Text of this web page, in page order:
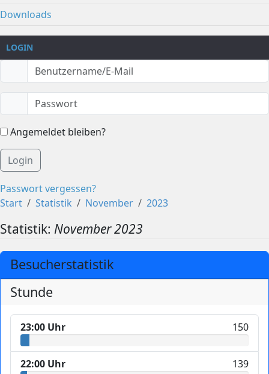
Downloads
LOGIN
Angemeldet bleiben?
Login
Passwort vergessen?
Start
Statistik November 2023
Statistik: November 2023
Besucherstatistik
Stunde
23:00 Uhr 150
22:00 Uhr 139